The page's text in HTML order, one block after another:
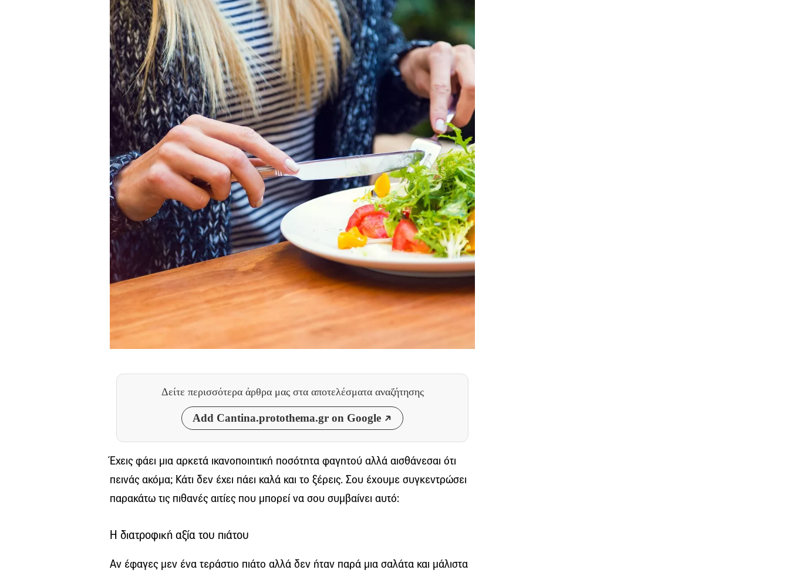
Δείτε περισσότερα άρθρα μας στα αποτελέσματα αναζήτησης
Add Cantina.protothema.gr on Google
Έχεις φάει μια αρκετά ικανοποιητική ποσότητα φαγητού αλλά αισθάνεσαι ότι
πεινάς ακόμα; Κάτι δεν έχει πάει καλά και το ξέρεις. Σου έχουμε συγκεντρώσει
παρακάτω τις πιθανές αιτίες που μπορεί να σου συμβαίνει αυτό:
Η διατροφική αξία του πιάτου
Αν έφαγες μεν ένα τεράστιο πιάτο αλλά δεν ήταν παρά μια σαλάτα και μάλιστα